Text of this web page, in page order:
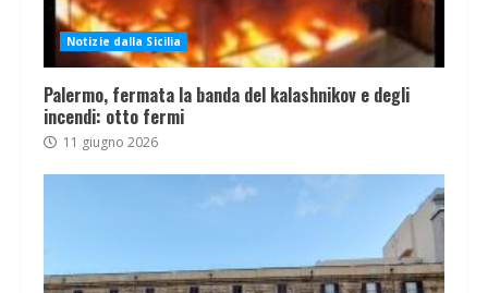
Notizie dalla Sicilia
Palermo, fermata la banda del kalashnikov e degli
incendi: otto fermi
11 giugno 2026